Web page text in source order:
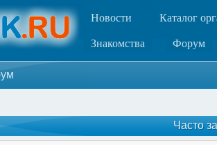
Новости Каталог
Знакомства Форум
Часто